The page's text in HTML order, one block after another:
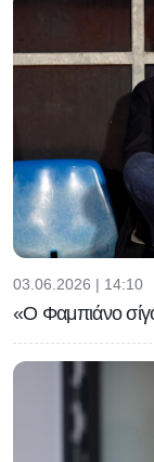
03.06.2026 | 14:10
«Ο Φαμπιάνο